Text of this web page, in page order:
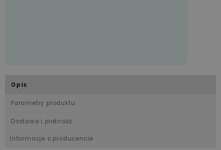
Opis
Parametry produktu
Dostawa i płatność
Informacje o producencie